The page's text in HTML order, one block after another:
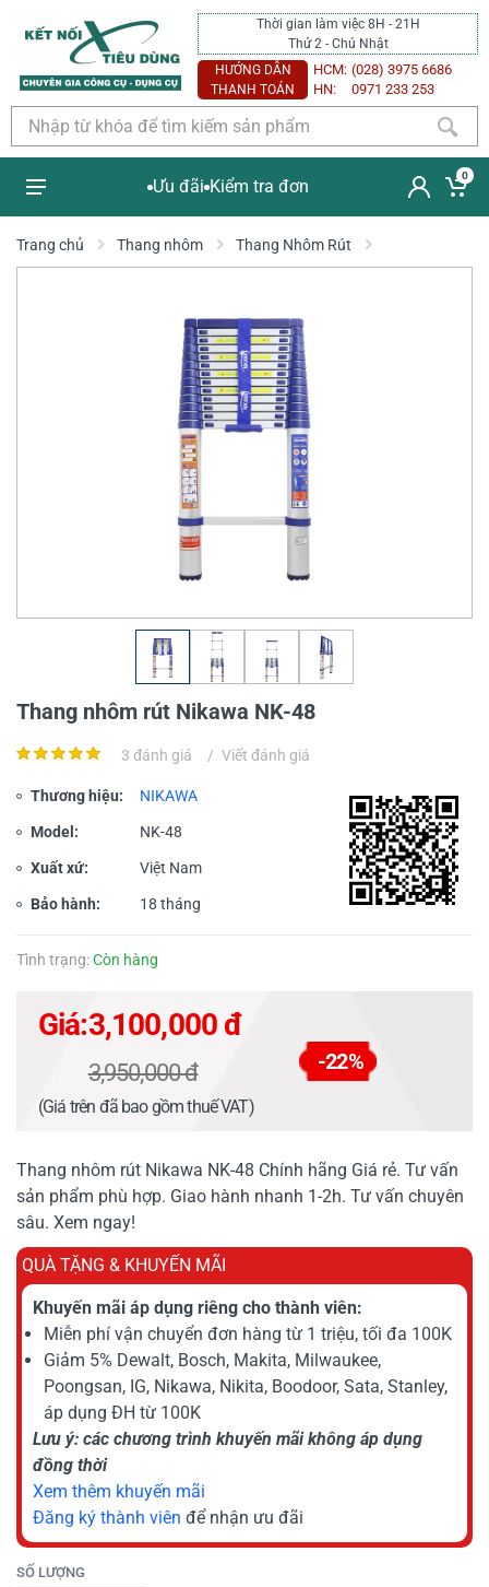
Thời gian làm việc 8H - 21H
Thứ 2 - Chủ Nhật
HƯỚNG DẪN
THANH TOÁN
HCM: (028) 3975 6686
HN:
0971 233 253
Ưu đãi Kiểm tra đơn
0
Trang chủ Thang nhôm Thang Nhôm Rút
Thang nhôm rút Nikawa NK-48
3 đánh giá / Viết đánh giá
Thương hiệu: NIKAWA
Model: NK-48
Xuất xứ: Việt Nam
Bảo hành: 18 tháng
Tình trạng:Còn hàng
Giá:3,100,000 đ
3,950,000 đ -22%
(Giá trên đã bao gồm thuế VAT)
Thang nhôm rút Nikawa NK-48 Chính hãng Giá rẻ. Tư vấn
sản phẩm phù hợp. Giao hành nhanh 1-2h. Tư vấn chuyên
sâu. Xem ngay!
QUÀ TẶNG & KHUYẾN MÃI
Khuyến mãi áp dụng riêng cho thành viên:
Miễn phí vận chuyển đơn hàng từ 1 triệu, tối đa 100K
Giảm 5% Dewalt, Bosch, Makita, Milwaukee,
Poongsan, IG, Nikawa, Nikita, Boodoor, Sata, Stanley,
áp dụng ĐH từ 100K
Lưu ý: các chương trình khuyến mãi không áp dụng
đồng thời
Xem thêm khuyến mãi
Đăng ký thành viên để nhận ưu đãi
SỐ LƯỢNG